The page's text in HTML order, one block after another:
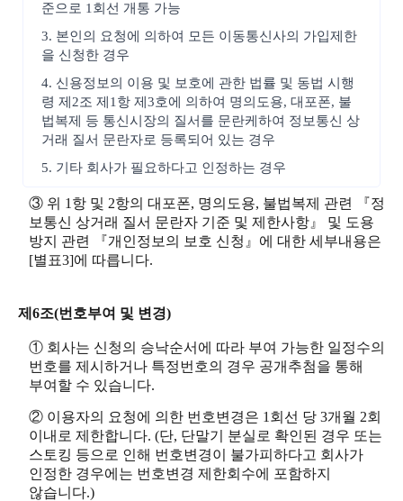
준으로 1회선 개통 가능
3. 본인의 요청에 의하여 모든 이동통신사의 가입제한
을 신청한 경우
4. 신용정보의 이용 및 보호에 관한 법률 및 동법 시행
령 제2조 제1항 제3호에 의하여 명의도용, 대포폰, 불
법복제 등 통신시장의 질서를 문란케하여 정보통신 상
거래 질서 문란자로 등록되어 있는 경우
5. 기타 회사가 필요하다고 인정하는 경우
③ 위 1항 및 2항의 대포폰, 명의도용, 불법복제 관련 『정
보통신 상거래 질서 문란자 기준 및 제한사항』 및 도용
방지 관련 『개인정보의 보호 신청』에 대한 세부내용은
[별표3]에 따릅니다.
제6조(번호부여 및 변경)
① 회사는 신청의 승낙순서에 따라 부여 가능한 일정수의
번호를 제시하거나 특정번호의 경우 공개추첨을 통해
부여할 수 있습니다.
② 이용자의 요청에 의한 번호변경은 1회선 당 3개월 2회
이내로 제한합니다. (단, 단말기 분실로 확인된 경우 또는
스토킹 등으로 인해 번호변경이 불가피하다고 회사가
인정한 경우에는 번호변경 제한회수에 포함하지
않습니다.)